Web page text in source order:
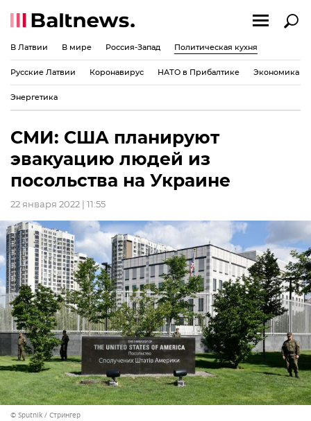
В Латвии В мире Россия-Запад Политическая кухня
Русские Латвии Коронавирус НАТО в Прибалтике Экономика
Энергетика
СМИ: США планируют
эвакуацию людей из
посольства на Украине
22 января 2022 | 11:55
© Sputnik / Стрингер